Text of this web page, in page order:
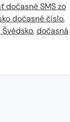
dočasné SMS zo
dočasné číslo,
,dočasná